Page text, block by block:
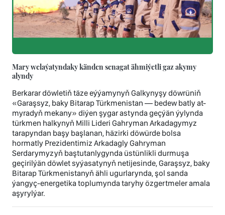
Mary welaýatyndaky känden senagat ähmiýetli gaz akymy
alyndy
Berkarar döwletiň täze eýýamynyň Galkynyşy döwrüniň
«Garaşsyz, baky Bitarap Türkmenistan — bedew batly at-
myradyň mekany» diýen şygar astynda geçýän ýylynda
türkmen halkynyň Milli Lideri Gahryman Arkadagymyz
tarapyndan başy başlanan, häzirki döwürde bolsa
hormatly Prezidentimiz Arkadagly Gahryman
Serdarymyzyň baştutanlygynda üstünlikli durmuşa
geçirilýän döwlet syýasatynyň netijesinde, Garaşsyz, baky
Bitarap Türkmenistanyň ähli ugurlarynda, şol sanda
ýangyç-energetika toplumynda taryhy özgertmeler amala
aşyrylýar.